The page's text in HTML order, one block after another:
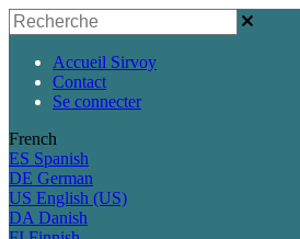
Accueil Sirvoy
Contact
Se connecter
French
ES Spanish
DE German
US English (US)
DA Danish